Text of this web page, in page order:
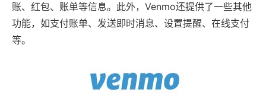
账、红包、账单等信息。此外，Venmo还提供了一些其他
功能，如支付账单、发送即时消息、设置提醒、在线支付
等。